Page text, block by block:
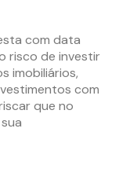
com data
risco de investir
imobiliários,
com
que no